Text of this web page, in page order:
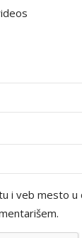
i veb mesto u